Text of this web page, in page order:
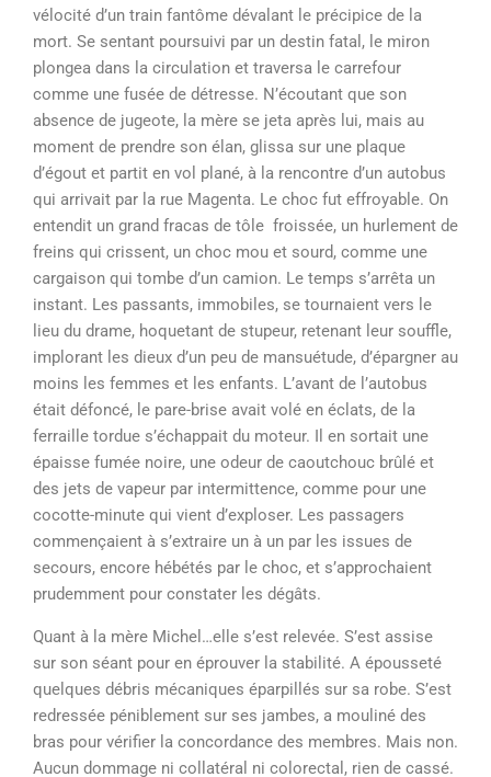
vélocité d’un train fantôme dévalant le précipice de la
mort. Se sentant poursuivi par un destin fatal, le miron
plongea dans la circulation et traversa le carrefour
comme une fusée de détresse. N’écoutant que son
absence de jugeote, la mère se jeta après lui, mais au
moment de prendre son élan, glissa sur une plaque
d’égout et partit en vol plané, à la rencontre d’un autobus
qui arrivait par la rue Magenta. Le choc fut effroyable. On
entendit un grand fracas de tôle froissée, un hurlement de
freins qui crissent, un choc mou et sourd, comme une
cargaison qui tombe d’un camion. Le temps s’arrêta un
instant. Les passants, immobiles, se tournaient vers le
lieu du drame, hoquetant de stupeur, retenant leur souffle,
implorant les dieux d’un peu de mansuétude, d’épargner au
moins les femmes et les enfants. L’avant de l’autobus
était défoncé, le pare-brise avait volé en éclats, de la
ferraille tordue s’échappait du moteur. Il en sortait une
épaisse fumée noire, une odeur de caoutchouc brûlé et
des jets de vapeur par intermittence, comme pour une
cocotte-minute qui vient d’exploser. Les passagers
commençaient à s’extraire un à un par les issues de
secours, encore hébétés par le choc, et s’approchaient
prudemment pour constater les dégâts.
Quant à la mère Michel…elle s’est relevée. S’est assise
sur son séant pour en éprouver la stabilité. A épousseté
quelques débris mécaniques éparpillés sur sa robe. S’est
redressée péniblement sur ses jambes, a mouliné des
bras pour vérifier la concordance des membres. Mais non.
Aucun dommage ni collatéral ni colorectal, rien de cassé.